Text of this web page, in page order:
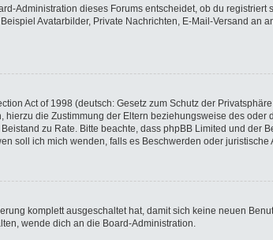
Administration dieses Forums entscheidet, ob du
Avatarbilder, Private Nachrichten, E-Mail-Versand
Act of 1998 (deutsch: Gesetz zum Schutz der
die Zustimmung der Eltern beziehungsweise des
zu Rate. Bitte beachte, dass phpBB Limited und
soll ich mich wenden, falls es Beschwerden oder juristische
komplett ausgeschaltet hat, damit sich keine neuen
wende dich an die Board-Administration.